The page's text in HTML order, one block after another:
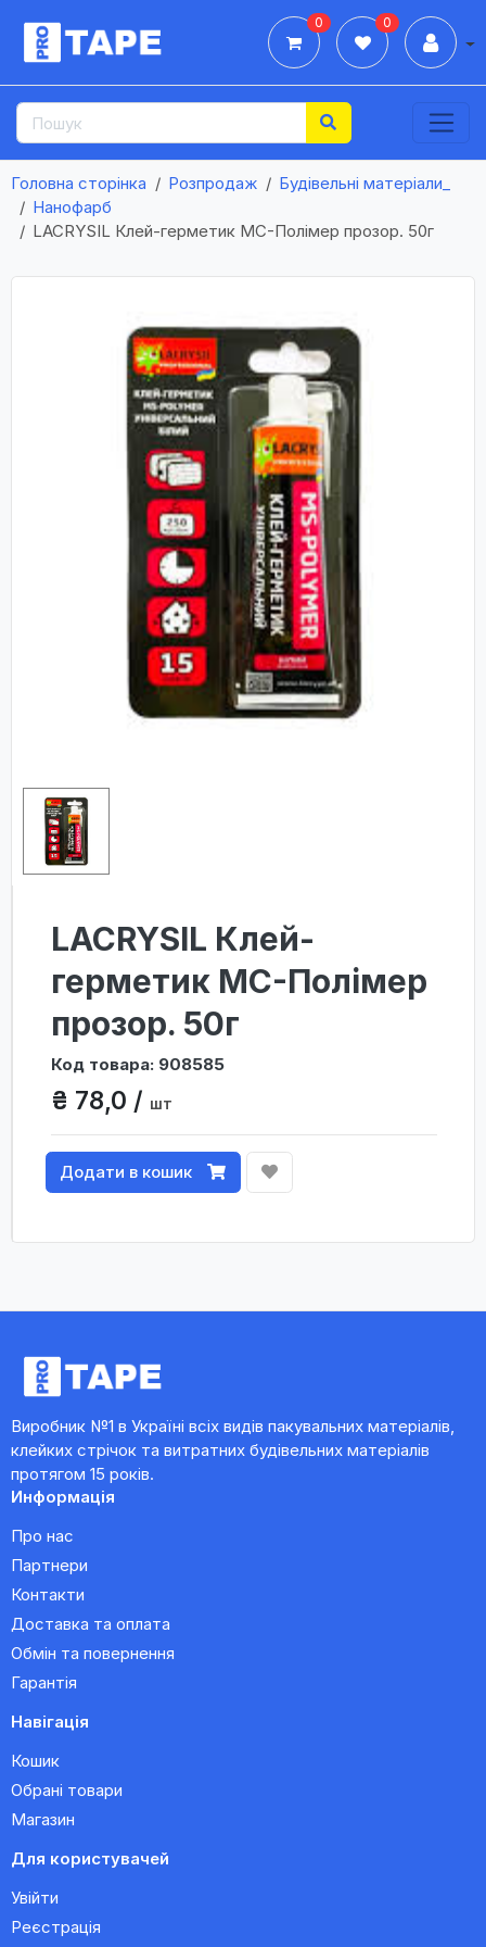
0 0
Головна сторінка Розпродаж
Будівельні матеріали_
Нанофарб
LACRYSIL Клей-герметик МС-Полімер прозор. 50г
LACRYSIL Клей-
герметик МС-Полімер
прозор. 50г
Код товара: 908585
₴ 78,0 / шт
Додати в кошик
Виробник №1 в Україні всіх видів пакувальних матеріалів,
клейких стрічок та витратних будівельних матеріалів
протягом 15 років.
Информація
Про нас
Партнери
Контакти
Доставка та оплата
Обмін та повернення
Гарантія
Навігація
Кошик
Обрані товари
Магазин
Для користувачей
Увійти
Реєстрація